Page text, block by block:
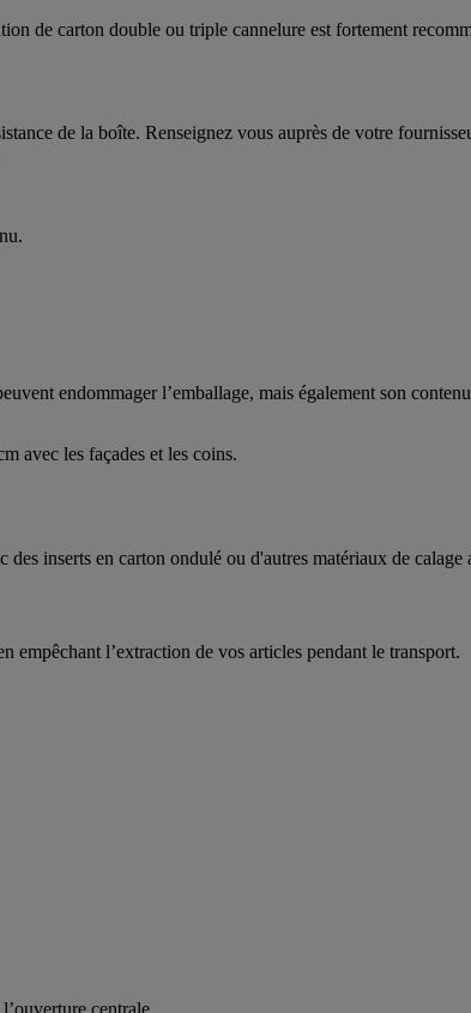
de carton double ou triple cannelure est fortement
de la boîte. Renseignez vous auprès de votre
endommager l’emballage, mais également son
avec les façades et les coins.
inserts en carton ondulé ou d'autres matériaux de calage
empêchant l’extraction de vos articles pendant le transport.
centrale